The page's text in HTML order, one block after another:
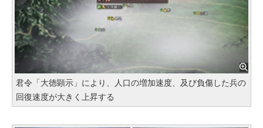
君令「大徳顕示」により、人口の増加速度、及び負傷した兵の
回復速度が大きく上昇する